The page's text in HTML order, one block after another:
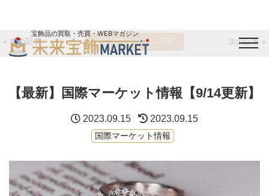
宝飾品の買取・売買・WEBマガジン
未来宝飾マガジン
運営会社
« 前の記事 未来宝飾マガジン TOP 次の記事 »
【最新】国際マーケット情報【9/14更新】
2023.09.15 2023.09.15
国際マーケット情報